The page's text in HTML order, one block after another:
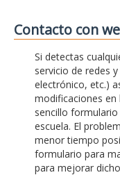
Contacto con
Si detectas
servicio de redes
electrónico, etc.)
modificaciones en
sencillo
escuela. El
menor tiempo
formulario para
para mejorar